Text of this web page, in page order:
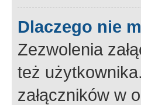
Dlaczego nie
Zezwolenia
też
załączników w